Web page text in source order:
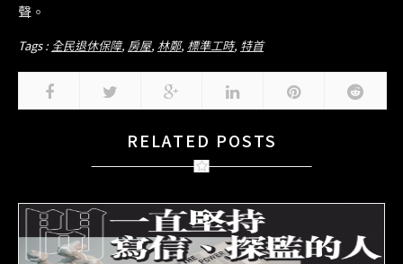
聲。
Tags :全民退休保障, 房屋, 林鄭, 標準工時, 特首
RELATED POSTS